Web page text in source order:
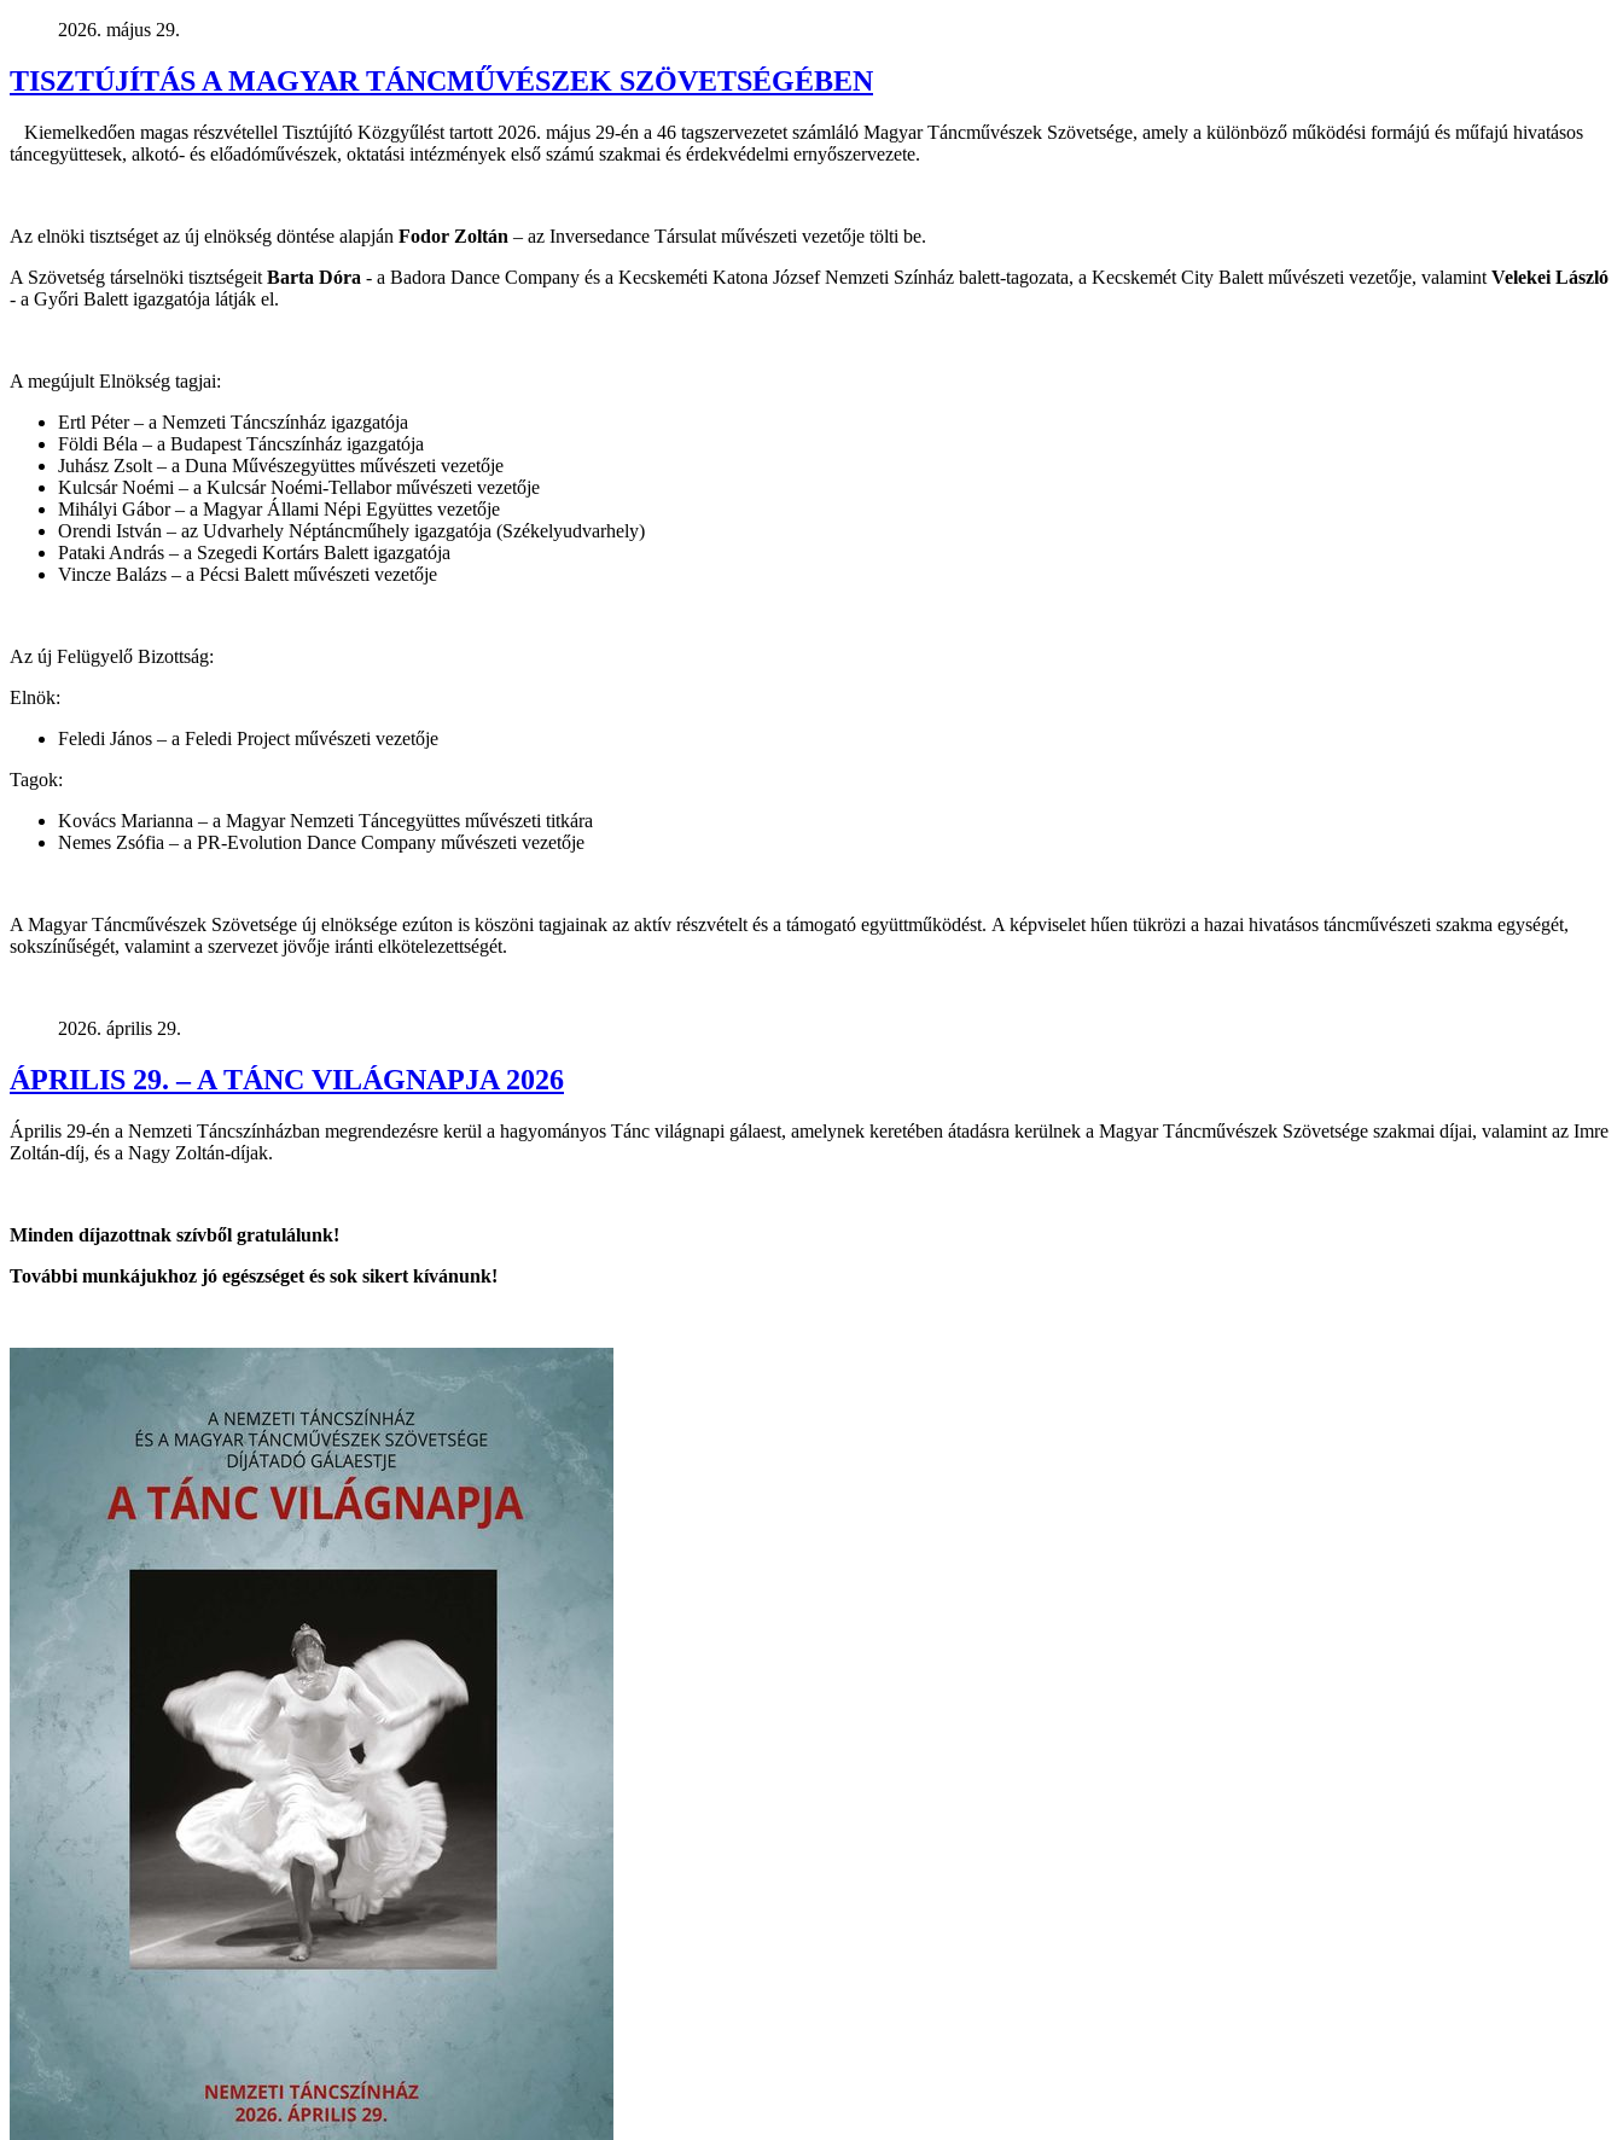
2026. május 29.
TISZTÚJÍTÁS A MAGYAR TÁNCMŰVÉSZEK SZÖVETSÉGÉBEN
Kiemelkedően magas részvétellel Tisztújító Közgyűlést tartott 2026. május 29-én a 46 tagszervezetet számláló Magyar Táncművészek Szövetsége, amely a különböző működési formájú és műfajú hivatásos
táncegyüttesek, alkotó- és előadóművészek, oktatási intézmények első számú szakmai és érdekvédelmi ernyőszervezete.
Az elnöki tisztséget az új elnökség döntése alapján Fodor Zoltán – az Inversedance Társulat művészeti vezetője tölti be.
A Szövetség társelnöki tisztségeit Barta Dóra - a Badora Dance Company és a Kecskeméti Katona József Nemzeti Színház balett-tagozata, a Kecskemét City Balett művészeti vezetője, valamint Velekei László
- a Győri Balett igazgatója látják el.
A megújult Elnökség tagjai:
Ertl Péter – a Nemzeti Táncszínház igazgatója
Földi Béla – a Budapest Táncszínház igazgatója
Juhász Zsolt – a Duna Művészegyüttes művészeti vezetője
Kulcsár Noémi – a Kulcsár Noémi-Tellabor művészeti vezetője
Mihályi Gábor – a Magyar Állami Népi Együttes vezetője
Orendi István – az Udvarhely Néptáncműhely igazgatója (Székelyudvarhely)
Pataki András – a Szegedi Kortárs Balett igazgatója
Vincze Balázs – a Pécsi Balett művészeti vezetője
Az új Felügyelő Bizottság:
Elnök:
Feledi János – a Feledi Project művészeti vezetője
Tagok:
Kovács Marianna – a Magyar Nemzeti Táncegyüttes művészeti titkára
Nemes Zsófia – a PR-Evolution Dance Company művészeti vezetője
A Magyar Táncművészek Szövetsége új elnöksége ezúton is köszöni tagjainak az aktív részvételt és a támogató együttműködést. A képviselet hűen tükrözi a hazai hivatásos táncművészeti szakma egységét,
sokszínűségét, valamint a szervezet jövője iránti elkötelezettségét.
2026. április 29.
ÁPRILIS 29. – A TÁNC VILÁGNAPJA 2026
Április 29-én a Nemzeti Táncszínházban megrendezésre kerül a hagyományos Tánc világnapi gálaest, amelynek keretében átadásra kerülnek a Magyar Táncművészek Szövetsége szakmai díjai, valamint az Imre
Zoltán-díj, és a Nagy Zoltán-díjak.
Minden díjazottnak szívből gratulálunk!
További munkájukhoz jó egészséget és sok sikert kívánunk!